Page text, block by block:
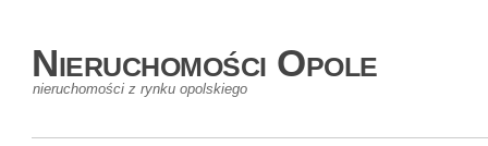
Nieruchomości Opole
nieruchomości z rynku opolskiego